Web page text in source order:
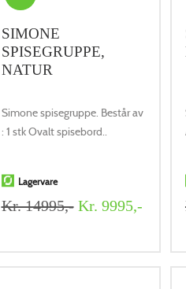
SIMONE
SPISEGRUPPE,
NATUR
Simone spisegruppe. Består av
: 1 stk Ovalt spisebord..
Lagervare
Kr. 14995,-Kr. 9995,-